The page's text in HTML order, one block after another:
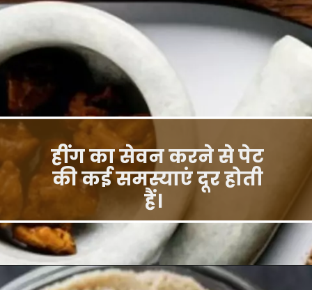
हींग का सेवन करने से पेट
की कई समस्याएं दूर होती